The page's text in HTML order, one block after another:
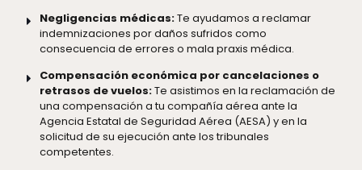
Negligencias médicas:Te ayudamos a reclamar
indemnizaciones por daños sufridos como
consecuencia de errores o mala praxis médica.
Compensación económica por cancelaciones o
retrasos de vuelos:Te asistimos en la reclamación de
una compensación a tu compañía aérea ante la
Agencia Estatal de Seguridad Aérea (AESA) y en la
solicitud de su ejecución ante los tribunales
competentes.